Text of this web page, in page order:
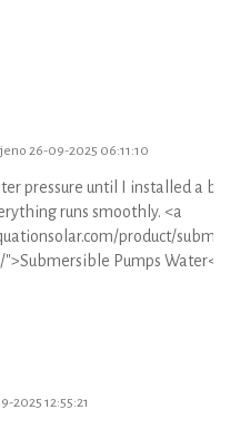
26-09-2025 06:11:10
pressure until I installed a
runs smoothly. <a
product/
Pumps Water</
2025 12:55:21